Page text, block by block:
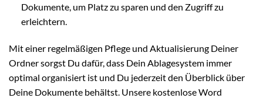
Dokumente, um Platz zu sparen und den Zugriff zu
erleichtern.
Mit einer regelmäßigen Pflege und Aktualisierung Deiner
Ordner sorgst Du dafür, dass Dein Ablagesystem immer
optimal organisiert ist und Du jederzeit den Überblick über
Deine Dokumente behältst. Unsere kostenlose Word